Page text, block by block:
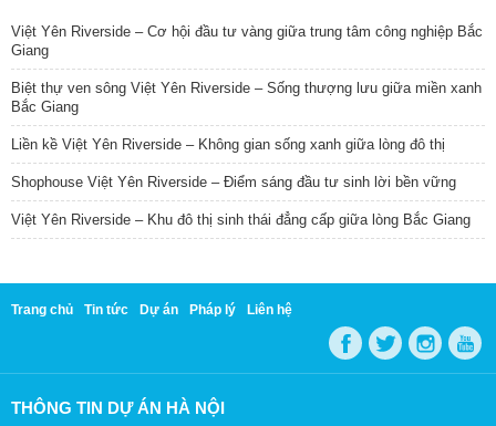
Việt Yên Riverside – Cơ hội đầu tư vàng giữa trung tâm công nghiệp Bắc
Giang
Biệt thự ven sông Việt Yên Riverside – Sống thượng lưu giữa miền xanh
Bắc Giang
Liền kề Việt Yên Riverside – Không gian sống xanh giữa lòng đô thị
Shophouse Việt Yên Riverside – Điểm sáng đầu tư sinh lời bền vững
Việt Yên Riverside – Khu đô thị sinh thái đẳng cấp giữa lòng Bắc Giang
Trang chủ Tin tức Dự án Pháp lý Liên hệ
THÔNG TIN DỰ ÁN HÀ NỘI